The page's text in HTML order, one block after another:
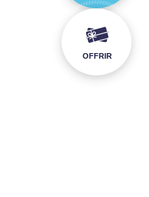
OFFRIR